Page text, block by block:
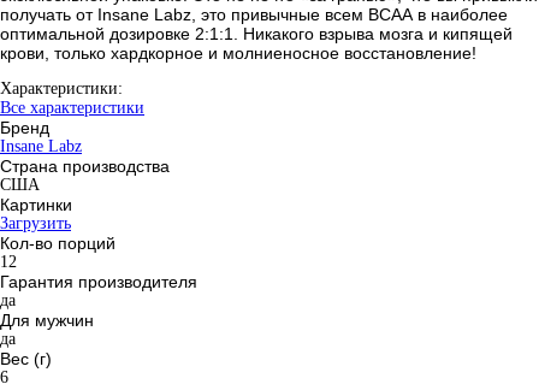
получать от Insane Labz, это привычные всем ВСАА в наиболее
оптимальной дозировке 2:1:1. Никакого взрыва мозга и кипящей
крови, только хардкорное и молниеносное восстановление!
Характеристики:
Все характеристики
Бренд
Insane Labz
Страна производства
США
Картинки
Загрузить
Кол-во порций
12
Гарантия производителя
да
Для мужчин
да
Вес (г)
6